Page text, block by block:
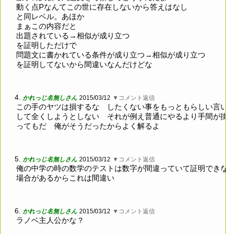
動く点Pなんてこの世に存在しないから答えはなし
と同レベル。あほか
まぁこの内容だと
出題されている→相似が成り立つ
を証明しただけで
問題文に書かれている条件が成り立つ→相似が成り立つ
を証明してないから間違いなんだけどな
4. かれっじ名無しさん 2015/03/12 ▼コメント返信
この手のヤツは損するな したくない事をもっともらしい言
して全くしようとしない それが例え普通にやるより手間が
ってもだ 俺がそうだったからよく解るよ
5. かれっじ名無しさん 2015/03/12 ▼コメント返信
俺の中学の時の数学のテストは数字が間違っていて証明でき
場合があるからこれは間違い
6. かれっじ名無しさん 2015/03/12 ▼コメント返信
ラノベ主人公かな？